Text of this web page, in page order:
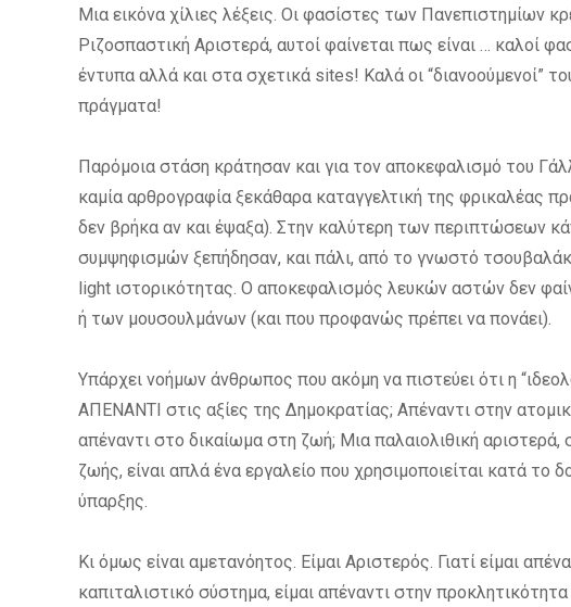
Μια εικόνα χίλιες λέξεις. Οι φασίστες των Πανεπιστημίων
Ριζοσπαστική Αριστερά, αυτοί φαίνεται πως είναι … καλοί
έντυπα αλλά και στα σχετικά sites! Καλά οι “διανοούμενοί”
πράγματα!
Παρόμοια στάση κράτησαν και για τον αποκεφαλισμό του
καμία αρθρογραφία ξεκάθαρα καταγγελτική της φρικαλέας
δεν βρήκα αν και έψαξα). Στην καλύτερη των περιπτώσεων
συμψηφισμών ξεπήδησαν, και πάλι, από το γνωστό
light ιστορικότητας. Ο αποκεφαλισμός λευκών αστών δεν
ή των μουσουλμάνων (και που προφανώς πρέπει να πονάει).
Υπάρχει νοήμων άνθρωπος που ακόμη να πιστεύει ότι η
ΑΠΕΝΑΝΤΙ στις αξίες της Δημοκρατίας; Απέναντι στην
απέναντι στο δικαίωμα στη ζωή; Μια παλαιολιθική
ζωής, είναι απλά ένα εργαλείο που χρησιμοποιείται κατά το
ύπαρξης.
Κι όμως είναι αμετανόητος. Είμαι Αριστερός. Γιατί είμαι
καπιταλιστικό σύστημα, είμαι απέναντι στην